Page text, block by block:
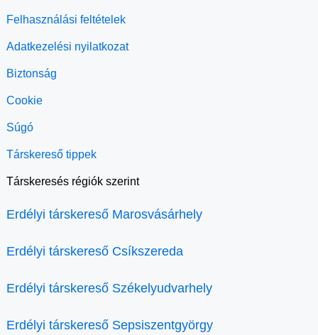
Felhasználási feltételek
Adatkezelési nyilatkozat
Biztonság
Cookie
Súgó
Társkereső tippek
Társkeresés régiók szerint
Erdélyi társkereső Marosvásárhely
Erdélyi társkereső Csíkszereda
Erdélyi társkereső Székelyudvarhely
Erdélyi társkereső Sepsiszentgyörgy